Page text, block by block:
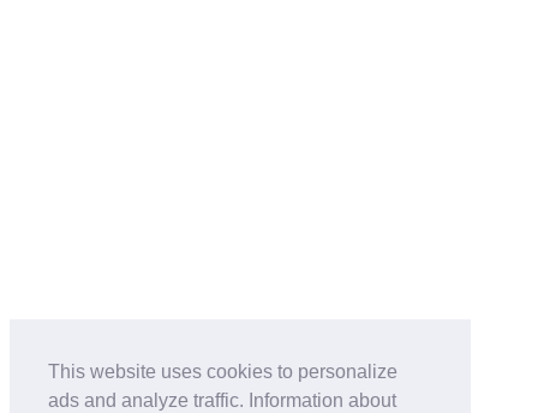
This website uses cookies to personalize
ads and analyze traffic. Information about